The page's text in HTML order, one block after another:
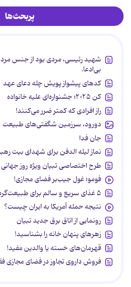
پربحث‌ها
شهید رئیسی، مردی بود از جنس
بی‌ادعا.
کدهای پیشواز پویش چله دعای عهد
کن ۲۰۲۵؛ جشنواره‌ای علیه خانواده
راز افرادی که کمتر ضرر می‌کنند!
دورود، سرزمین شگفتی‌های طبیعت
جان فدا
نماز لیله الدفن برای شهدای بیت
طرح اختصاصی تبیان ویژه روز
فومو؛ غول جیب‌بر فضای مجازی!
۵ غذای سریع و سالم برای طبیعت‌گردی
نتیجه حمله آمریکا به ایران چیست؟
رونمایی از اتاق برق جدید تبیان
زهرهای پنهان خانه را بشناسید!
قهرمان‌های خسته یا والدین مفید!
فروش داروی تجاوز در فضای مجازی